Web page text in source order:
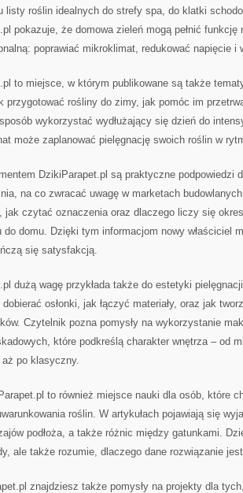
listy roślin idealnych do strefy spa, do klatki
pokazuje, że domowa zieleń mogą pełnić
poprawiać mikroklimat, redukować napięcie i
to miejsce, w którym publikowane są także
przygotować rośliny do zimy, jak pomóc im
wykorzystać wydłużający się dzień do
może zaplanować pielęgnację swoich roślin w
DzikiParapet.pl są praktyczne podpowiedzi
na co zwracać uwagę w marketach
jak czytać oznaczenia oraz dlaczego liczy się
do domu. Dzięki tym informacjom nowy właściciel
się satysfakcją.
dużą wagę przykłada także do estetyki
osłonki, jak łączyć materiały, oraz jak
Czytelnik pozna pomysły na wykorzystanie
które podkreślą charakter wnętrza – od
po klasyczny.
to również miejsce nauki dla osób, które
roślin. W artykułach pojawiają się
podłoża, a także różnic między gatunkami.
ale także rozumie, dlaczego dane rozwiązanie
znajdziesz także pomysły na projekty dla